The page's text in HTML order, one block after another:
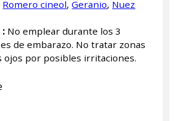
Romero cineol,Geranio, Nuez
: No emplear durante los 3
de embarazo. No tratar zonas
ojos por posibles irritaciones.